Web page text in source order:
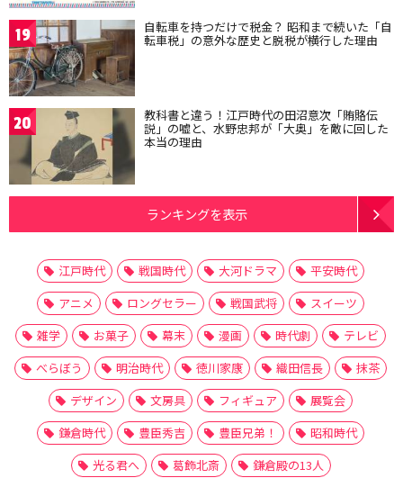
19 自転車を持つだけで税金？ 昭和まで続いた「自
転車税」の意外な歴史と脱税が横行した理由
20 教科書と違う！江戸時代の田沼意次「賄賂伝
説」の嘘と、水野忠邦が「大奥」を敵に回した
本当の理由
ランキングを表示
江戸時代 戦国時代 大河ドラマ
平安時代
アニメ
ロングセラー 戦国武将
スイーツ
雑学
お菓子 幕末 漫画 時代劇
テレビ
べらぼう
明治時代 徳川家康 織田信長
抹茶
デザイン
文房具 フィギュア
展覧会
鎌倉時代
豊臣秀吉 豊臣兄弟！
昭和時代
光る君へ
葛飾北斎 鎌倉殿の13人